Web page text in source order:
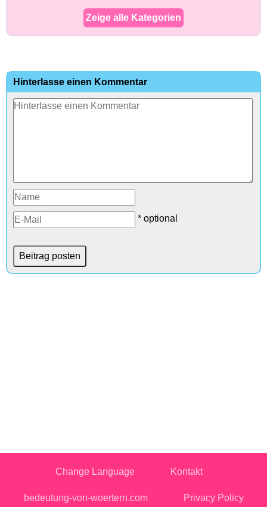
Zeige alle Kategorien
Hinterlasse einen Kommentar
* optional
Change Language Kontakt
bedeutung-von-woertern.com Privacy Policy